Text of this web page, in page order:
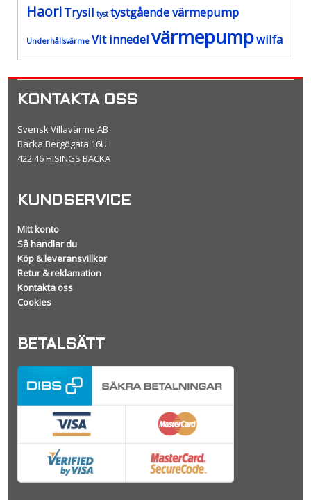
HaoriTrysil tyst tystgående värmepump
Underhållsvärme Vit innedelvärmepumpwilfa
KONTAKTA OSS
Svensk Villavärme AB
Backa Bergögata 16U
422 46 HISINGS BACKA
KUNDSERVICE
Mitt konto
Så handlar du
Köp & leveransvillkor
Retur & reklamation
Kontakta oss
Cookies
BETALSÄTT